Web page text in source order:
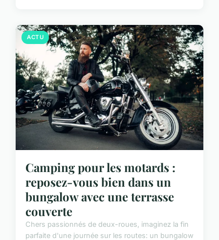
ACTU
Camping pour les motards :
reposez-vous bien dans un
bungalow avec une terrasse
couverte
Chers passionnés de deux-roues, imaginez la fin
parfaite d'une journée sur les routes: un bungalow